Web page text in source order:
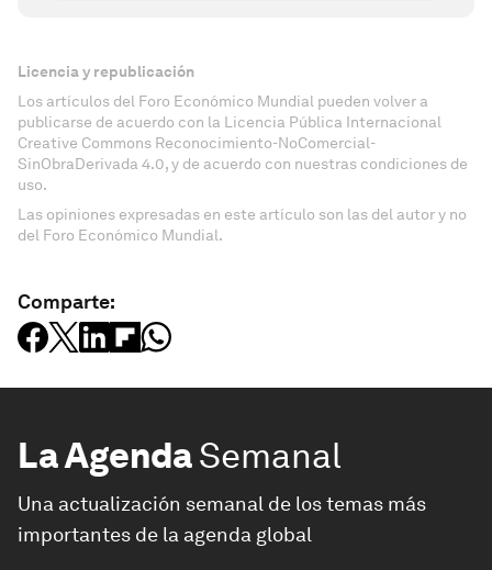
Licencia y republicación
Los artículos del Foro Económico Mundial pueden volver a
publicarse de acuerdo con la Licencia Pública Internacional
Creative Commons Reconocimiento-NoComercial-
SinObraDerivada 4.0, y de acuerdo con nuestras condiciones de
uso.
Las opiniones expresadas en este artículo son las del autor y no
del Foro Económico Mundial.
Comparte:
La AgendaSemanal
Una actualización semanal de los temas más
importantes de la agenda global